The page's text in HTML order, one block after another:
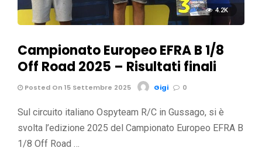
4.2K
Campionato Europeo EFRA B 1/8
Off Road 2025 – Risultati finali
Posted On 15 Settembre 2025 Gigi 0
Sul circuito italiano Ospyteam R/C in Gussago, si è
svolta l’edizione 2025 del Campionato Europeo EFRA B
1/8 Off Road …